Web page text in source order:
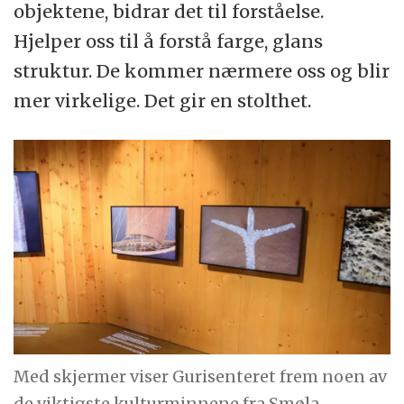
objektene, bidrar det til forståelse.
Hjelper oss til å forstå farge, glans
struktur. De kommer nærmere oss og blir
mer virkelige. Det gir en stolthet.
Med skjermer viser Gurisenteret frem noen av